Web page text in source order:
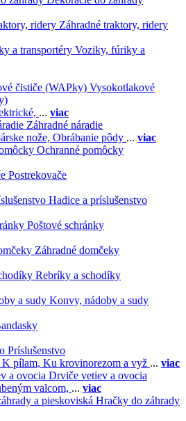
Záhradné traktory, ridery
Voziky, fúriky a
Vysokotlakové
... viac
Záhradné náradie
nože, Obrábanie pôdy ... viac
Ochranné pomôcky
Postrekovače
Hadice a príslušenstvo
Poštové schránky
Záhradné domčeky
Rebríky a schodíky
Konvy, nádoby a sudy
Príslušenstvo
K pílam, Ku krovinorezom a vyž ... viac
Drviče vetiev a ovocia
valcom, ... viac
Hračky do záhrady